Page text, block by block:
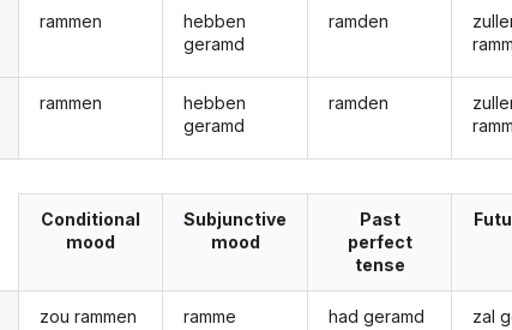
rammen
rammen
hebben
geramd
hebben
geramd
ramden
ramden
Conditional
mood
zou rammen
Subjunctive
mood
ramme
Past
perfect
tense
had geramd
zal